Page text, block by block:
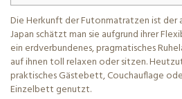
Die Herkunft der Futonmatratzen ist der
Japan schätzt man sie aufgrund ihrer
ein erdverbundenes, pragmatisches
auf ihnen toll relaxen oder sitzen.
praktisches Gästebett, Couchauflage
Einzelbett genutzt.